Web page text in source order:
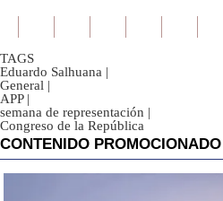
TAGS
Eduardo Salhuana |
General |
APP |
semana de representación |
Congreso de la República